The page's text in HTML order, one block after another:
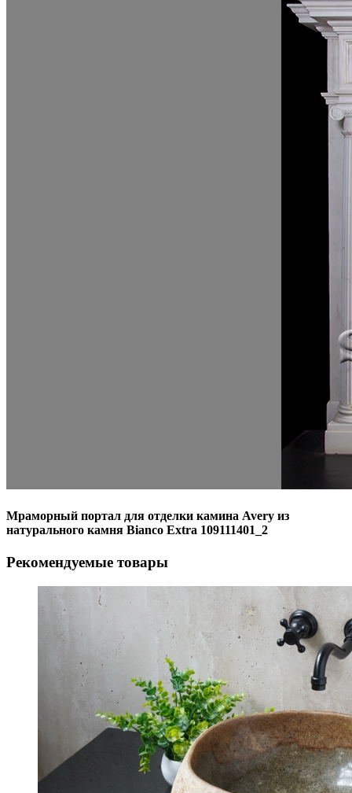
Мраморный портал для отделки камина Avery из
натурального камня Bianco Extra 109111401_2
Рекомендуемые товары